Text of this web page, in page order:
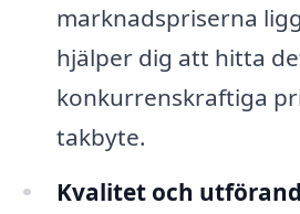
marknadspriserna
hjälper dig att hitta
konkurrenskraftiga
takbyte.
Kvalitet och